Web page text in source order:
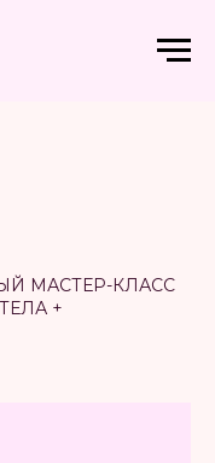
МАСТЕР-КЛАСС
+